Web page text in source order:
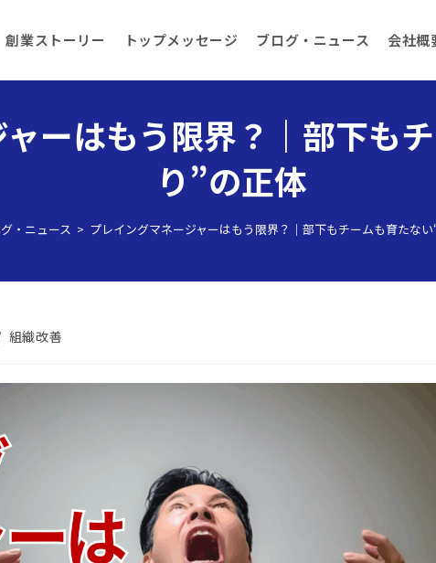
創業ストーリー トップメッセージ ブログ・ニュース 会社概
ーはもう限界？｜部下も
り”の正体
・ニュース > プレイングマネージャーはもう限界？｜部下もチームも育たな
組織改善